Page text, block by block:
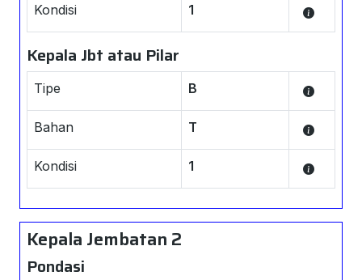
Kondisi 1
Kepala Jbt atau Pilar
Tipe B
Bahan T
Kondisi 1
Kepala Jembatan 2
Pondasi